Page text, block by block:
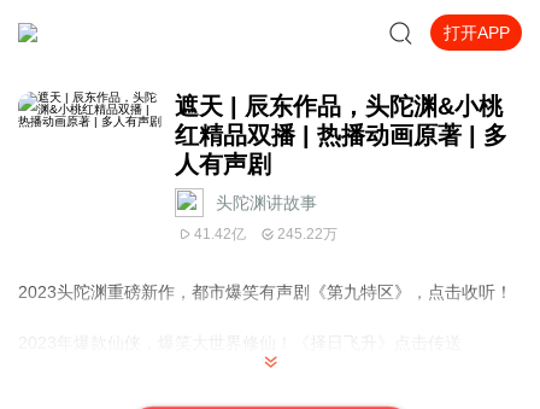
打开APP
遮天 | 辰东作品，头陀渊&小桃
红精品双播 | 热播动画原著 | 多
人有声剧
头陀渊讲故事
41.42亿 245.22万
2023头陀渊重磅新作，都市爆笑有声剧《第九特区》，点击收听！